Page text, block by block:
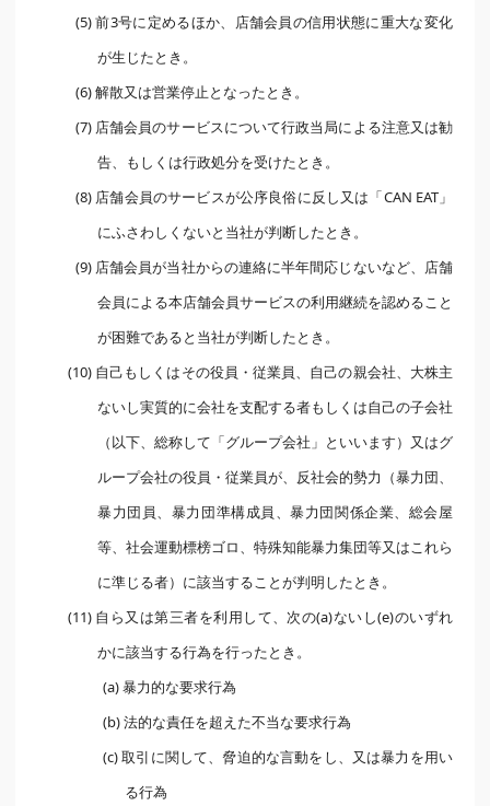
(5) 前3号に定めるほか、店舗会員の信用状態に重大な変化
が生じたとき。
(6) 解散又は営業停止となったとき。
(7) 店舗会員のサービスについて行政当局による注意又は勧
告、もしくは行政処分を受けたとき。
(8) 店舗会員のサービスが公序良俗に反し又は「CAN EAT」
にふさわしくないと当社が判断したとき。
(9) 店舗会員が当社からの連絡に半年間応じないなど、店舗
会員による本店舗会員サービスの利用継続を認めること
が困難であると当社が判断したとき。
(10) 自己もしくはその役員・従業員、自己の親会社、大株主
ないし実質的に会社を支配する者もしくは自己の子会社
（以下、総称して「グループ会社」といいます）又はグ
ループ会社の役員・従業員が、反社会的勢力（暴力団、
暴力団員、暴力団準構成員、暴力団関係企業、総会屋
等、社会運動標榜ゴロ、特殊知能暴力集団等又はこれら
に準じる者）に該当することが判明したとき。
(11) 自ら又は第三者を利用して、次の(a)ないし(e)のいずれ
かに該当する行為を行ったとき。
(a) 暴力的な要求行為
(b) 法的な責任を超えた不当な要求行為
(c) 取引に関して、脅迫的な言動をし、又は暴力を用い
る行為